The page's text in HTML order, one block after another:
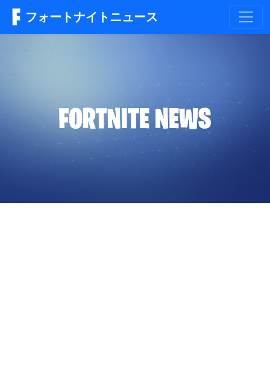
フォートナイトニュース